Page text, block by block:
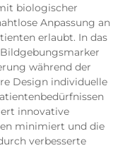
biologischer
Anpassung an
erlaubt. In das
während der
Design individuelle
innovative
minimiert und die
verbesserte